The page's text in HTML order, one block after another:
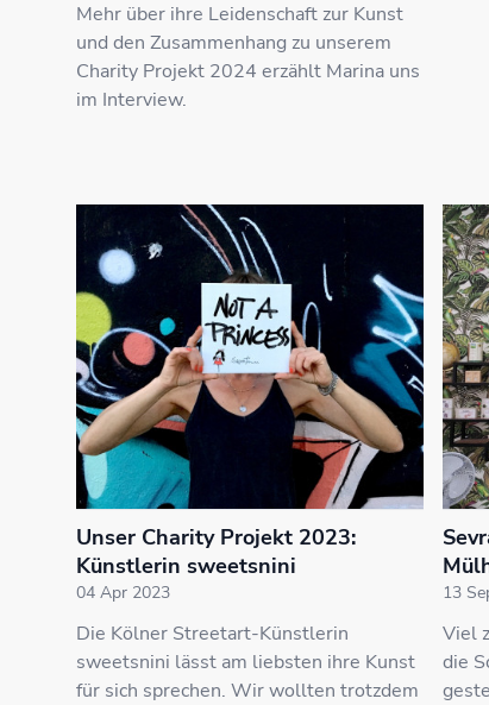
Mehr über ihre Leidenschaft zur Kunst
und den Zusammenhang zu unserem
Charity Projekt 2024 erzählt Marina uns
im Interview.
Unser Charity Projekt 2023:
Künstlerin sweetsnini
04 Apr 2023
Die Kölner Streetart-Künstlerin
sweetsnini lässt am liebsten ihre Kunst
für sich sprechen. Wir wollten trotzdem
13
Viel
die